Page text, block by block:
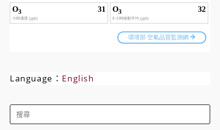
Language： English
Search
for: